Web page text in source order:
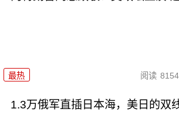
最热 阅读 8154
1.3万俄军直插日本海，美日的双